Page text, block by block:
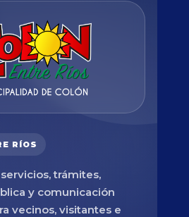
RÍOS
trámites,
y comunicación
vecinos, visitantes e